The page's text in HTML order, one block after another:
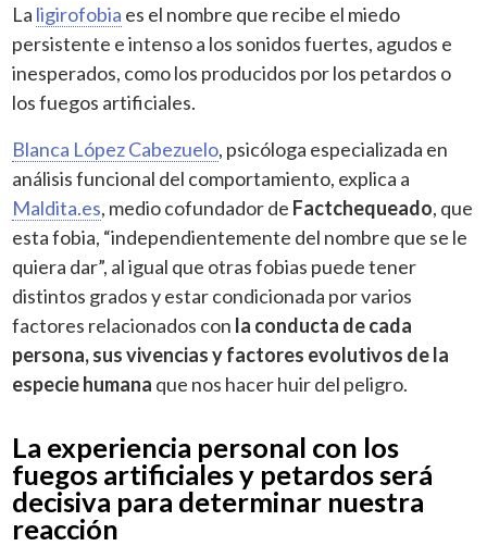
La ligirofobia es el nombre que recibe el miedo
persistente e intenso a los sonidos fuertes, agudos e
inesperados, como los producidos por los petardos o
los fuegos artificiales.
Blanca López Cabezuelo, psicóloga especializada en
análisis funcional del comportamiento, explica a
Maldita.es, medio cofundador de Factchequeado, que
esta fobia, “independientemente del nombre que se le
quiera dar”, al igual que otras fobias puede tener
distintos grados y estar condicionada por varios
factores relacionados con la conducta de cada
persona, sus vivencias y factores evolutivos de la
especie humana que nos hacer huir del peligro.
La experiencia personal con los
fuegos artificiales y petardos será
decisiva para determinar nuestra
reacción